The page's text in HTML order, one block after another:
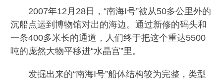
2007年12月28日，“南海I号”被从50多公里外的
沉船点运到博物馆对出的海边。通过新修的码头和
一条400多米长的通道，人们终于把这个重达5500
吨的庞然大物平移进“水晶宫”里。
发掘出来的“南海I号”船体结构较为完整，类型